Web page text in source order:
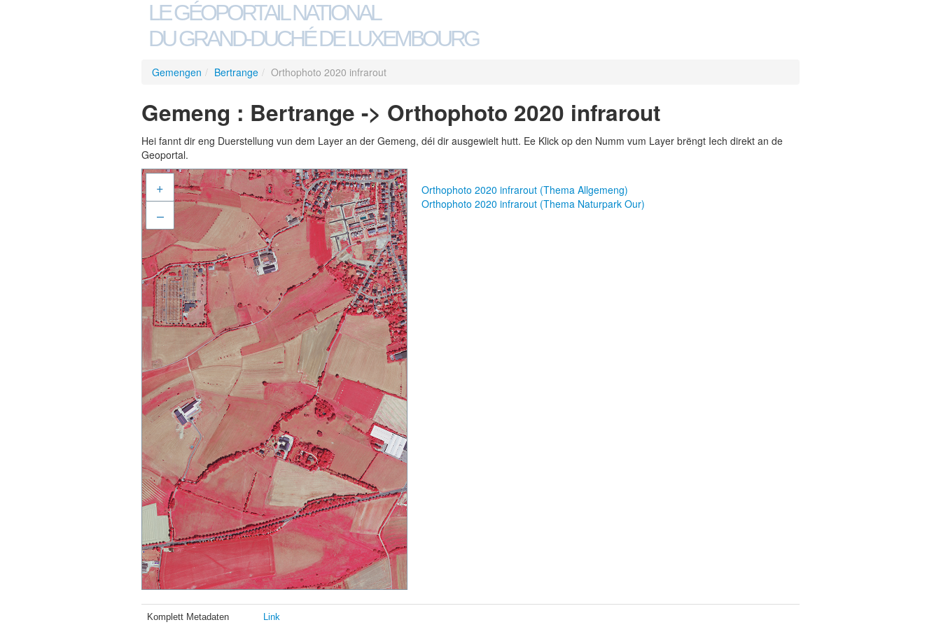
LE GÉOPORTAIL NATIONAL
DU GRAND-DUCHÉ DE LUXEMBOURG
Gemengen / Bertrange / Orthophoto 2020 infrarout
Gemeng : Bertrange -> Orthophoto 2020 infrarout
Hei fannt dir eng Duerstellung vun dem Layer an der Gemeng, déi dir ausgewielt hutt. Ee Klick op den Numm vum Layer brëngt Iech direkt an de
Geoportal.
+
–
Orthophoto 2020 infrarout (Thema Allgemeng)
Orthophoto 2020 infrarout (Thema Naturpark Our)
Komplett Metadaten Link